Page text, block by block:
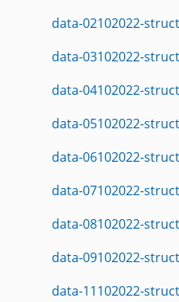
data-02102022-
data-03102022-
data-04102022-
data-05102022-
data-06102022-
data-07102022-
data-08102022-
data-09102022-
data-11102022-